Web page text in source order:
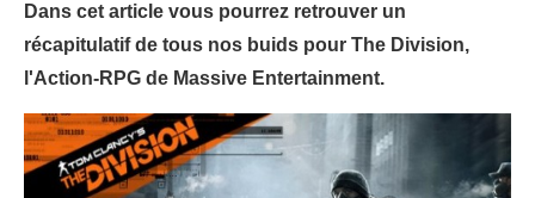
Dans cet article vous pourrez retrouver un
récapitulatif de tous nos buids pour The Division,
l'Action-RPG de Massive Entertainment.